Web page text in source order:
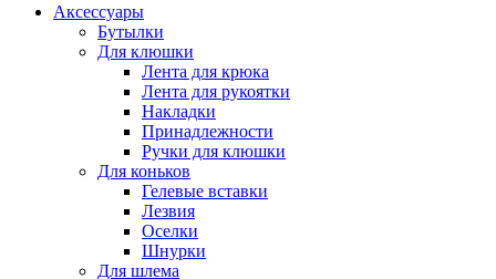
Аксессуары
Бутылки
Для клюшки
Лента для крюка
Лента для рукоятки
Накладки
Принадлежности
Ручки для клюшки
Для коньков
Гелевые вставки
Лезвия
Оселки
Шнурки
Для шлема